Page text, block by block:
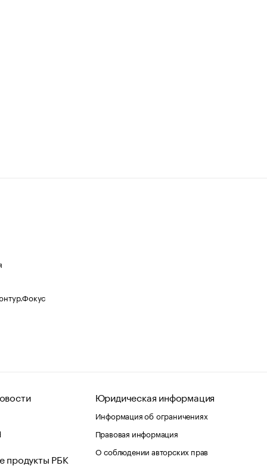
продукты РБК
Юридическая информация
Информация об ограничениях
Правовая информация
О соблюдении авторских прав